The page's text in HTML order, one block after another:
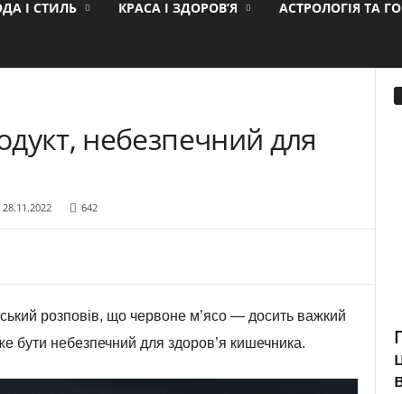
І СТИЛЬ КРАСА І ЗДОРОВ’Я АСТРОЛОГІЯ ТА
небезпечний для
642
розповів, що червоне м’ясо — досить важкий
бути небезпечний для здоров’я кишечника.